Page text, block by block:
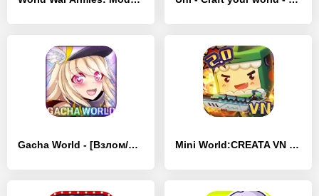
Gacha World - [Взлом/МОД Все открыто] Mini World:CREATA VN - [Взлом/МОД Unlocked]